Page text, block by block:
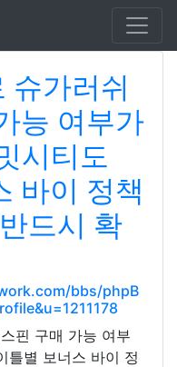
슈가러쉬
능 여부가
시티도
바이 정책
드시 확
bbs/phpB
핀 구매 가능 여부
틀별 보너스 바이 정